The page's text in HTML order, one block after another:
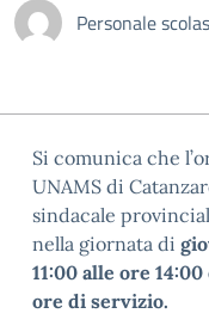
Personale
Si comunica che
UNAMS di
sindacale
nella giornata di
11:00 alle ore
ore di servizio.